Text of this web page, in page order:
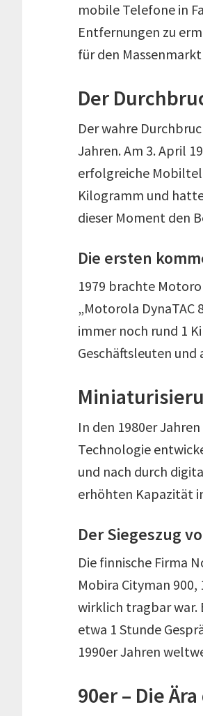
mobile Telefone in
Entfernungen zu
für den
Der
Der wahre
Jahren. Am 3. April
erfolgreiche
Kilogramm und
dieser Moment den
Die ersten
1979 brachte
„Motorola DynaTAC
immer noch rund 1
Geschäftsleuten
In den 1980er
Technologie
und nach durch
erhöhten Kapazität
Der Siegeszug
Die finnische Firma
Mobira Cityman
wirklich tragbar war.
etwa 1 Stunde
1990er Jahren
90er – Die